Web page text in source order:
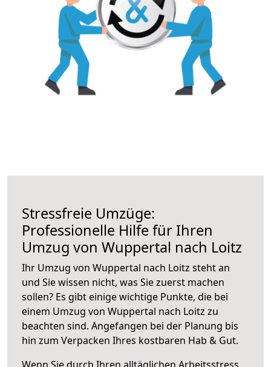
Stressfreie Umzüge:
Professionelle Hilfe für Ihren
Umzug von Wuppertal nach Loitz
Ihr Umzug von Wuppertal nach Loitz steht an
und Sie wissen nicht, was Sie zuerst machen
sollen? Es gibt einige wichtige Punkte, die bei
einem Umzug von Wuppertal nach Loitz zu
beachten sind. Angefangen bei der Planung bis
hin zum Verpacken Ihres kostbaren Hab & Gut.